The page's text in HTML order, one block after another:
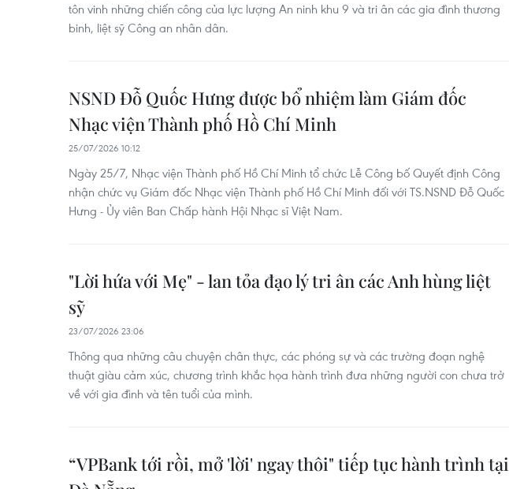
tôn vinh những chiến công của lực lượng An ninh khu 9 và tri ân các gia đình thương
binh, liệt sỹ Công an nhân dân.
NSND Đỗ Quốc Hưng được bổ nhiệm làm Giám đốc
Nhạc viện Thành phố Hồ Chí Minh
25/07/2026 10:12
Ngày 25/7, Nhạc viện Thành phố Hồ Chí Minh tổ chức Lễ Công bố Quyết định Công
nhận chức vụ Giám đốc Nhạc viện Thành phố Hồ Chí Minh đối với TS.NSND Đỗ Quốc
Hưng - Ủy viên Ban Chấp hành Hội Nhạc sĩ Việt Nam.
"Lời hứa với Mẹ" - lan tỏa đạo lý tri ân các Anh hùng liệt
sỹ
23/07/2026 23:06
Thông qua những câu chuyện chân thực, các phóng sự và các trường đoạn nghệ
thuật giàu cảm xúc, chương trình khắc họa hành trình đưa những người con chưa trở
về với gia đình và tên tuổi của mình.
“VPBank tới rồi, mở 'lời' ngay thôi" tiếp tục hành trình tại